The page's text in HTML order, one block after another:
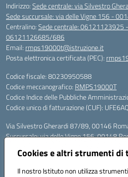
Cookies e altri strumenti di
Il nostro Istituto non utilizza
Indirizzo:Sede centrale: via Silvestro
Sede succursale: via delle Vigne 156 -
Centralino:Sede centrale: 06121123925
06121126685/686
Email: rmps19000t@istruzione.it
Posta elettronica certificata (PEC):
Codice fiscale: 80230950588
Codice meccanografico: RMPS19000T
Codice Indice delle Pubbliche
Codice unico di fatturazione (CUF):
Via Silvestro Gherardi 87/89, 00146
Succursale: via delle Vigne 156, 00148
Mail: rmps19000t@istruzione.it - PEC:
Per contatti con il Dirigente Scolastico,